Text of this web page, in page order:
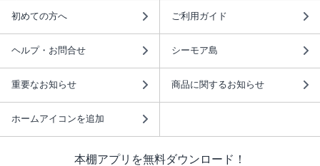
初めての方へ ご利用ガイド
ヘルプ・お問合せ シーモア島
重要なお知らせ 商品に関するお知らせ
ホームアイコンを追加
本棚アプリを無料ダウンロード！